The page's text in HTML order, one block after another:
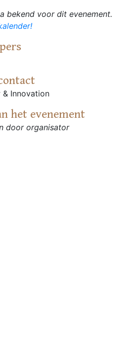
bekend voor dit evenement.
& Innovation
het evenement
door organisator